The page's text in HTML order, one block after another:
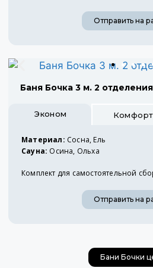
Отправить на
Баня Бочка 3 м. 2
Эконом Комфорт
Материал: Сосна, Ель
Сауна: Осина, Ольха
Комплект для самостоятельной
Отправить на
Бани Бочки